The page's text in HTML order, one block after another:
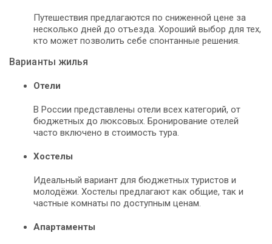
Путешествия предлагаются по сниженной цене за
несколько дней до отъезда. Хороший выбор для тех,
кто может позволить себе спонтанные решения.
Варианты жилья
Отели
В России представлены отели всех категорий, от
бюджетных до люксовых. Бронирование отелей
часто включено в стоимость тура.
Хостелы
Идеальный вариант для бюджетных туристов и
молодёжи. Хостелы предлагают как общие, так и
частные комнаты по доступным ценам.
Апартаменты